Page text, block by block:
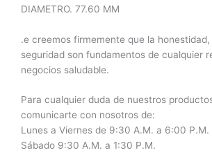
DIAMETRO. 77.60 MM
.e creemos firmemente que la
seguridad son fundamentos de cualquier
negocios saludable.
Para cualquier duda de nuestros
comunicarte con nosotros de:
Lunes a Viernes de 9:30 A.M. a 6:00 P.M.
Sábado 9:30 A.M. a 1:30 P.M.